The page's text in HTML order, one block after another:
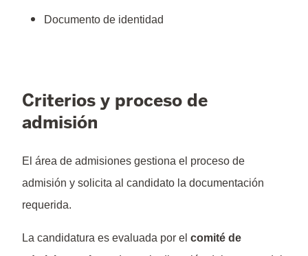
Documento de identidad
Criterios y proceso de
admisión
El área de admisiones gestiona el proceso de
admisión y solicita al candidato la documentación
requerida.
La candidatura es evaluada por el comité de